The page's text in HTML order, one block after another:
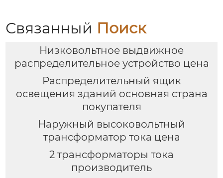
Связанный Поиск
Низковольтное выдвижное
распределительное устройство цена
Распределительный ящик
освещения зданий основная страна
покупателя
Наружный высоковольтный
трансформатор тока цена
2 трансформаторы тока
производитель